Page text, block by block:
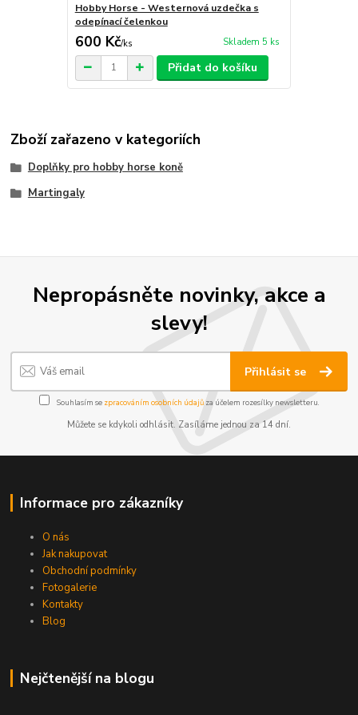
Hobby Horse - Westernová uzdečka s
odepínací čelenkou
600 Kč/ks Skladem 5 ks
Přidat do košíku
Zboží zařazeno v kategoriích
Doplňky pro hobby horse koně
Martingaly
Nepropásněte novinky, akce a
slevy!
Přihlásit se
Souhlasím se zpracováním osobních údajůza účelem rozesílky newsletteru.
Můžete se kdykoli odhlásit. Zasíláme jednou za 14 dní.
Informace pro zákazníky
O nás
Jak nakupovat
Obchodní podmínky
Fotogalerie
Kontakty
Blog
Nejčtenější na blogu